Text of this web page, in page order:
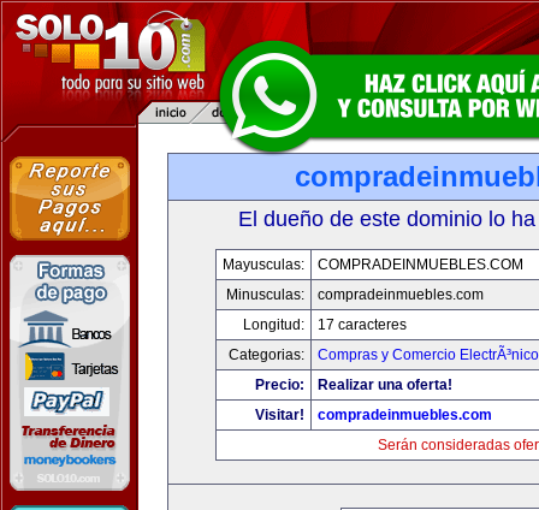
El dueño de este dominio lo
Mayusculas:
COMPRADEINMUEBLES.COM
Minusculas:
compradeinmuebles.com
Longitud:
17 caracteres
Categorias:
Compras y Comercio ElectrÃ³nico
Precio:
Realizar una oferta!
Visitar!
compradeinmuebles.com
Serán consideradas